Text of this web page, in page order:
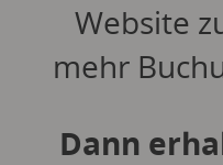
Website
mehr
Dann